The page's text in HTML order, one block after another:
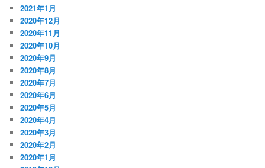
2021年1月
2020年12月
2020年11月
2020年10月
2020年9月
2020年8月
2020年7月
2020年6月
2020年5月
2020年4月
2020年3月
2020年2月
2020年1月